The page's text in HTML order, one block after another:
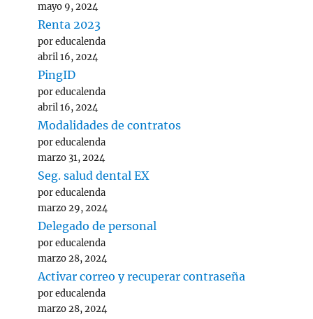
mayo 9, 2024
Renta 2023
por educalenda
abril 16, 2024
PingID
por educalenda
abril 16, 2024
Modalidades de contratos
por educalenda
marzo 31, 2024
Seg. salud dental EX
por educalenda
marzo 29, 2024
Delegado de personal
por educalenda
marzo 28, 2024
Activar correo y recuperar contraseña
por educalenda
marzo 28, 2024